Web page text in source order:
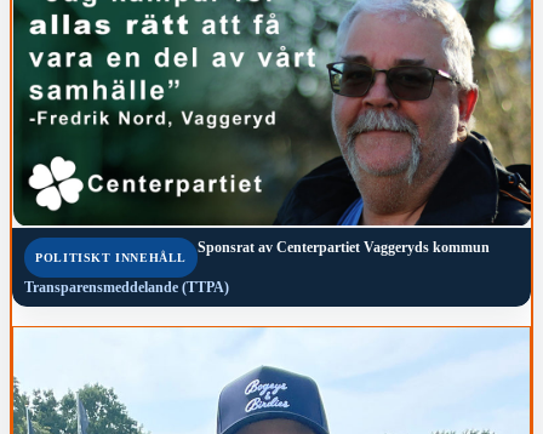
POLITISKT INNEHÅLL
Sponsrat av Centerpartiet Vaggeryds kommun
Transparensmeddelande (TTPA)